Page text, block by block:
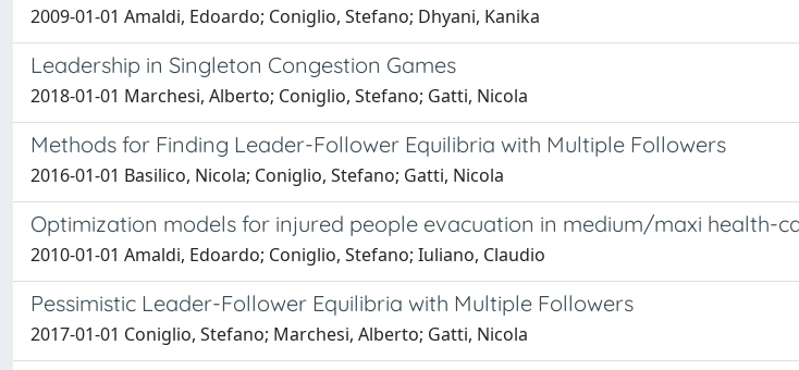
2009-01-01 Amaldi, Edoardo; Coniglio, Stefano; Dhyani, Kanika
Leadership in Singleton Congestion Games
2018-01-01 Marchesi, Alberto; Coniglio, Stefano; Gatti, Nicola
Methods for Finding Leader-Follower Equilibria with Multiple Followers
2016-01-01 Basilico, Nicola; Coniglio, Stefano; Gatti, Nicola
Optimization models for injured people evacuation in medium/maxi health-
2010-01-01 Amaldi, Edoardo; Coniglio, Stefano; Iuliano, Claudio
Pessimistic Leader-Follower Equilibria with Multiple Followers
2017-01-01 Coniglio, Stefano; Marchesi, Alberto; Gatti, Nicola